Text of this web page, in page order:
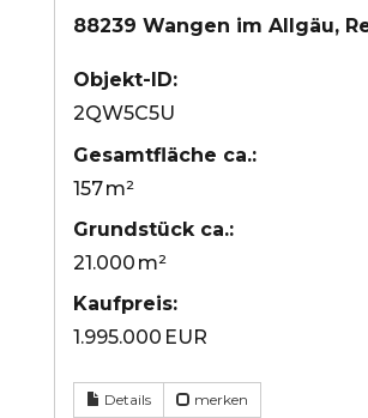
88239 Wangen im Allgäu,
Objekt-ID:
2QW5C5U
Gesamtfläche ca.:
157 m²
Grund­stück ca.:
21.000 m²
Kaufpreis:
1.995.000 EUR
Details merken